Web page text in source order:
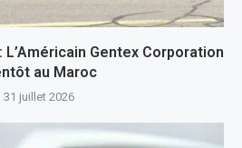
Gentex Corporation
au Maroc
31 juillet 2026